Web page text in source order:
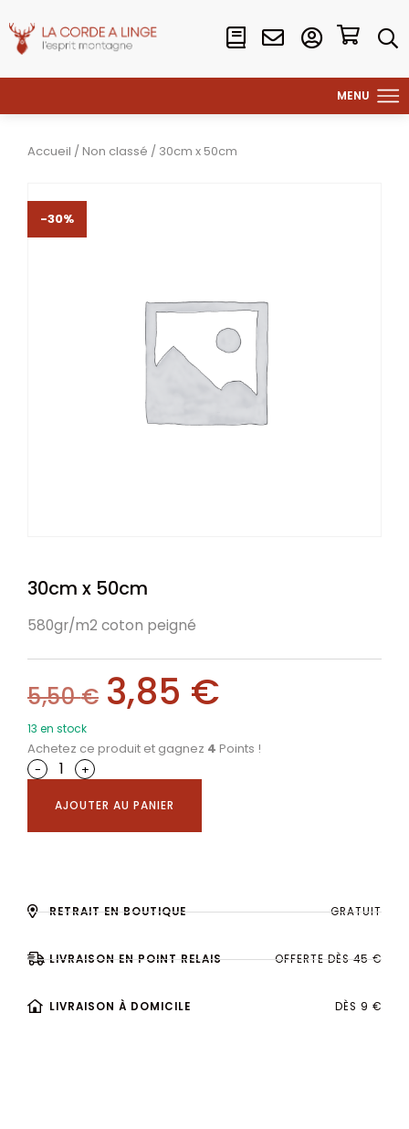
Accueil / Non classé / 30cm x 50cm
-30%
30cm x 50cm
580gr/m2 coton peigné
5,50€ 3,85 €
13 en stock
Achetez ce produit et gagnez 4 Points !
-
+
AJOUTER AU PANIER
RETRAIT EN BOUTIQUE GRATUIT
LIVRAISON EN POINT RELAIS OFFERTE DÈS 45 €
LIVRAISON À DOMICILE DÈS 9 €